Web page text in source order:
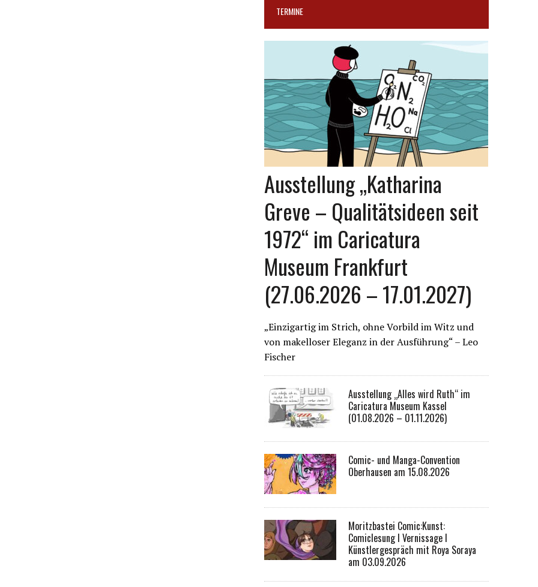
TERMINE
Ausstellung „Katharina
Greve – Qualitätsideen seit
1972“ im Caricatura
Museum Frankfurt
(27.06.2026 – 17.01.2027)
„Einzigartig im Strich, ohne Vorbild im Witz und
von makelloser Eleganz in der Ausführung“ – Leo
Fischer
Ausstellung „Alles wird Ruth“ im
Caricatura Museum Kassel
(01.08.2026 – 01.11.2026)
Comic- und Manga-Convention
Oberhausen am 15.08.2026
Moritzbastei Comic:Kunst:
Comiclesung I Vernissage I
Künstlergespräch mit Roya Soraya
am 03.09.2026